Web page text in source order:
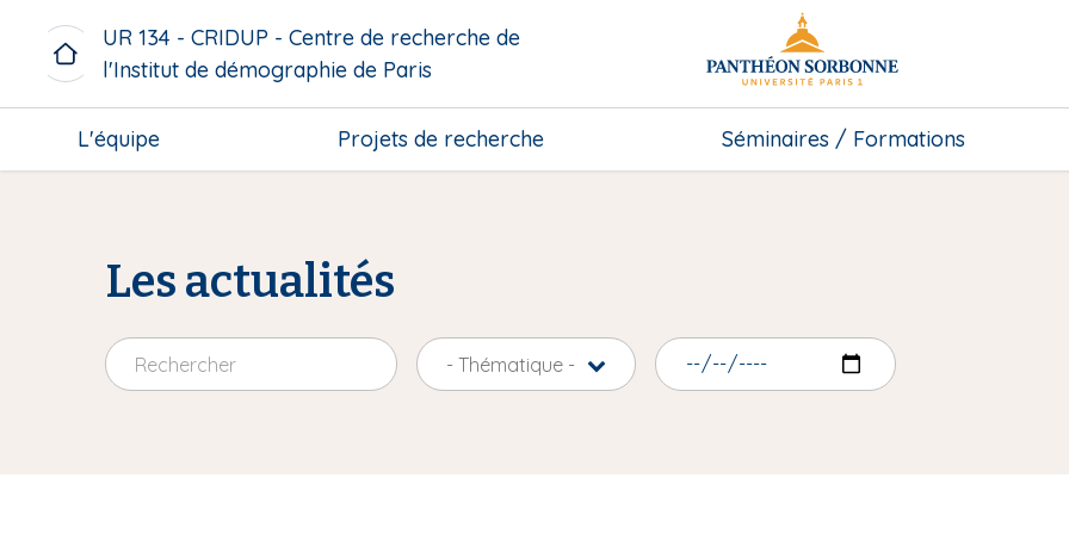
UR 134 - CRIDUP - Centre de recherche de
l'Institut de démographie de Paris
L'équipe Projets de recherche Séminaires / Formations
Les actualités
- Thématique -